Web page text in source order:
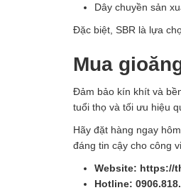
Dây chuyền sản
Đặc biệt, SBR là lựa
Mua
Đảm bảo kín khít và
tuổi thọ và tối ưu hiệu
Hãy đặt hàng ngay
đáng tin cậy cho công
Website: https://
Hotline: